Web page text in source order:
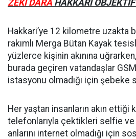
ZEKİ DARA HAKKARİ
Hakkari’ye 12 kilometre uzakta
rakımlı Merga Bütan Kayak
yüzlerce kişinin akınına
burada geçiren vatandaşlar
istasyonu olmadığı için şebeke
Her yaştan insanların akın
telefonlarıyla çektikleri selfie ve
anlarını internet olmadığı için